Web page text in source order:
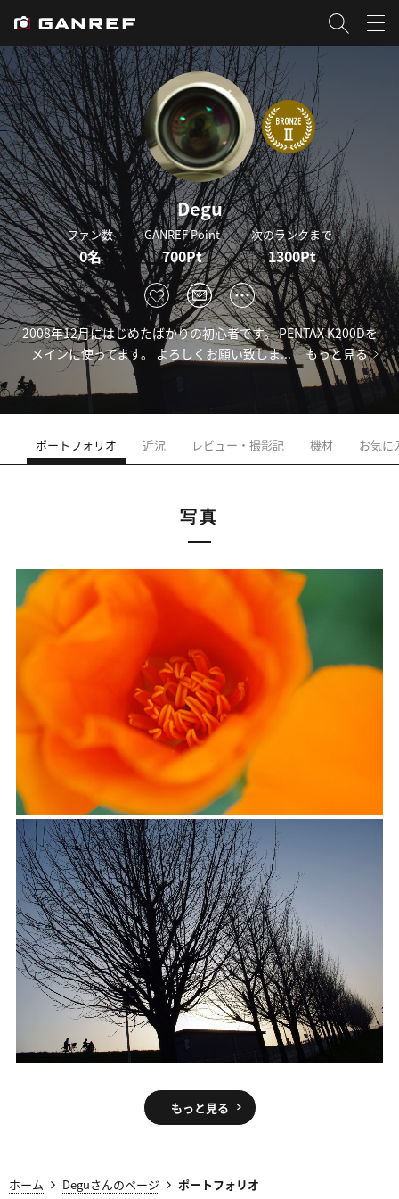
Degu
ファン数
0名
GANREF Point
700Pt
次のランクまで
1300Pt
2008年12月にはじめたばかりの初心者です。 PENTAX K200Dを
メインに使ってます。 よろしくお願い致しま...
もっと見る
ポートフォリオ 近況 レビュー・撮影記 機材 お気に
写真
もっと見る
ホーム Deguさんのページ ポートフォリオ